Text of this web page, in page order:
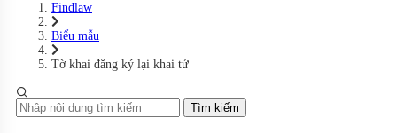
Findlaw
Biểu mẫu
Tờ khai đăng ký lại khai tử
Tìm kiếm